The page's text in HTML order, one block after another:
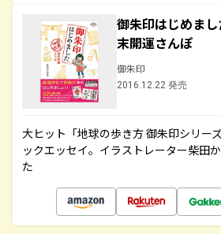
御朱印はじめま
末開運さんぽ
御朱印
2016.12.22 発売
大ヒット「地球の歩き方 御朱印シリー
ックエッセイ。イラストレーター柴田
た